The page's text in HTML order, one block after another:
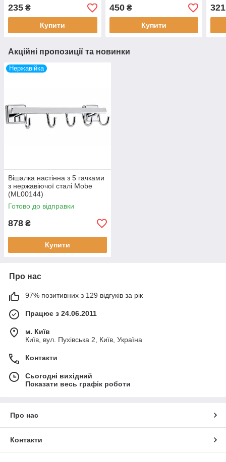
235 ₴
Купити
450₴
Купити
Акційні пропозиції та новинки
Нержавійка
Вішалка настінна з 5 гачками
з нержавіючої сталі Mobe
(ML00144)
Готово до відправки
878 ₴
Купити
Про нас
97% позитивних з 129 відгуків за рік
Працює з 24.06.2011
м. Київ
Київ, вул. Пухівська 2, Київ, Україна
Контакти
Сьогодні вихідний
Показати весь графік роботи
Про нас
Контакти